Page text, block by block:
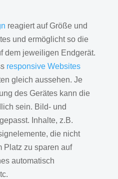
reagiert auf Größe und
und ermöglicht so die
dem jeweiligen Endgerät.
responsive Websites
gleich aussehen. Je
des Gerätes kann die
sein. Bild- und
Inhalte, z.B.
die nicht
Platz zu sparen auf
automatisch